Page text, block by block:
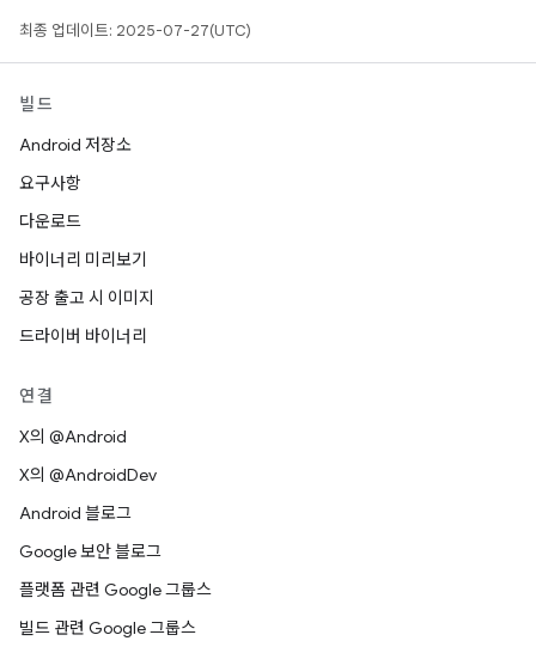
최종 업데이트: 2025-07-27(UTC)
빌드
Android 저장소
요구사항
다운로드
바이너리 미리보기
공장 출고 시 이미지
드라이버 바이너리
연결
X의 @Android
X의 @AndroidDev
Android 블로그
Google 보안 블로그
플랫폼 관련 Google 그룹스
빌드 관련 Google 그룹스